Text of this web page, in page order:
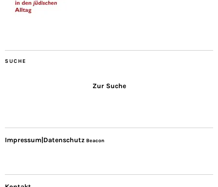
SUCHE
Zur Suche
Impressum|Datenschutz Beacon